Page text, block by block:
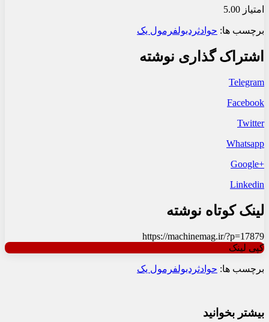
امتیاز 5.00
برچسب ها: حوادثردبولفرمول یک
اشتراک گذاری نوشته
Telegram
Facebook
Twitter
Whatsapp
+Google
Linkedin
لینک کوتاه نوشته
https://machinemag.ir/?p=17879
کپی لینک
برچسب ها: حوادثردبولفرمول یک
بیشتر بخوانید